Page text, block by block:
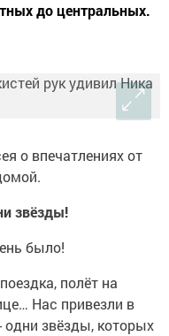
до центральных.
о впечатлениях от
звёзды!
было!
полёт на
Нас привезли в
одни звёзды, которых